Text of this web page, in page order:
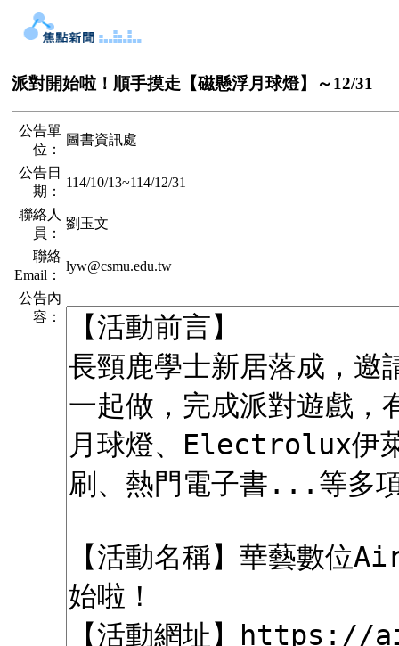
派對開始啦！順手摸走【磁懸浮月球燈】～12/31
公告單
位：
圖書資訊處
公告日
期：
114/10/13~114/12/31
聯絡人
員：
劉玉文
聯絡
Email：
lyw@csmu.edu.tw
公告內
容：